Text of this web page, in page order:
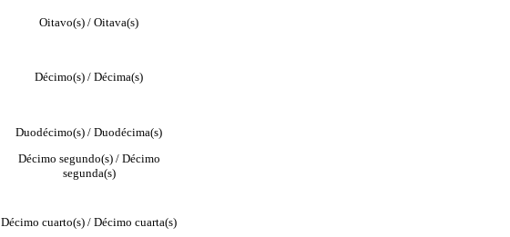
Oitavo(s) / Oitava(s)
Décimo(s) / Décima(s)
Duodécimo(s) / Duodécima(s)
Décimo segundo(s) / Décimo
segunda(s)
Décimo cuarto(s) / Décimo cuarta(s)